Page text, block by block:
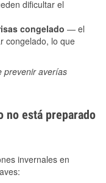
dificultar el
congelado — el
congelado, lo que
prevenir averías
no está preparado
invernales en